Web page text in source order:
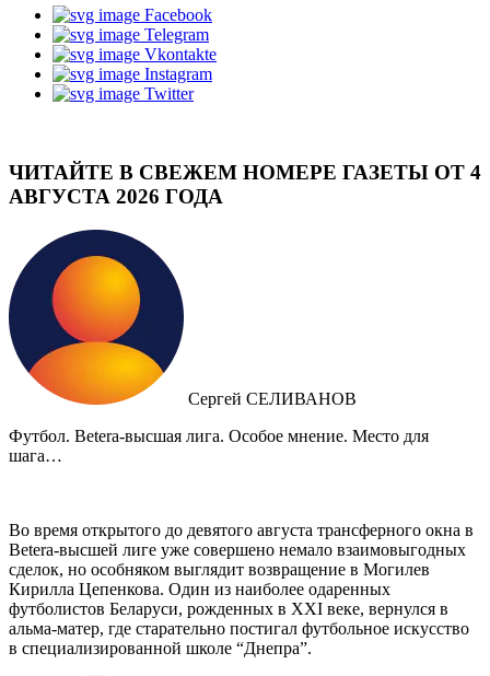
Facebook
Telegram
Vkontakte
Instagram
Twitter
ЧИТАЙТЕ В СВЕЖЕМ НОМЕРЕ ГАЗЕТЫ ОТ 4
АВГУСТА 2026 ГОДА
Сергей СЕЛИВАНОВ
Футбол. Betera-высшая лига. Особое мнение. Место для
шага…
Во время открытого до девятого августа трансферного окна в
Betera-высшей лиге уже совершено немало взаимовыгодных
сделок, но особняком выглядит возвращение в Могилев
Кирилла Цепенкова. Один из наиболее одаренных
футболистов Беларуси, рожденных в XXI веке, вернулся в
альма-матер, где старательно постигал футбольное искусство
в специализированной школе “Днепра”.